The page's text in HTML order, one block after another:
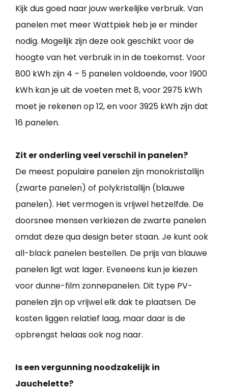
Kijk dus goed naar jouw werkelijke verbruik. Van
panelen met meer Wattpiek heb je er minder
nodig. Mogelijk zijn deze ook geschikt voor de
hoogte van het verbruik in in de toekomst. Voor
800 kWh zijn 4 – 5 panelen voldoende, voor 1900
kWh kan je uit de voeten met 8, voor 2975 kWh
moet je rekenen op 12, en voor 3925 kWh zijn dat
16 panelen.
Zit er onderling veel verschil in panelen?
De meest populaire panelen zijn monokristallijn
(zwarte panelen) of polykristallijn (blauwe
panelen). Het vermogen is vrijwel hetzelfde. De
doorsnee mensen verkiezen de zwarte panelen
omdat deze qua design beter staan. Je kunt ook
all-black panelen bestellen. De prijs van blauwe
panelen ligt wat lager. Eveneens kun je kiezen
voor dunne-film zonnepanelen. Dit type PV-
panelen zijn op vrijwel elk dak te plaatsen. De
kosten liggen relatief laag, maar daar is de
opbrengst helaas ook nog naar.
Is een vergunning noodzakelijk in
Jauchelette?